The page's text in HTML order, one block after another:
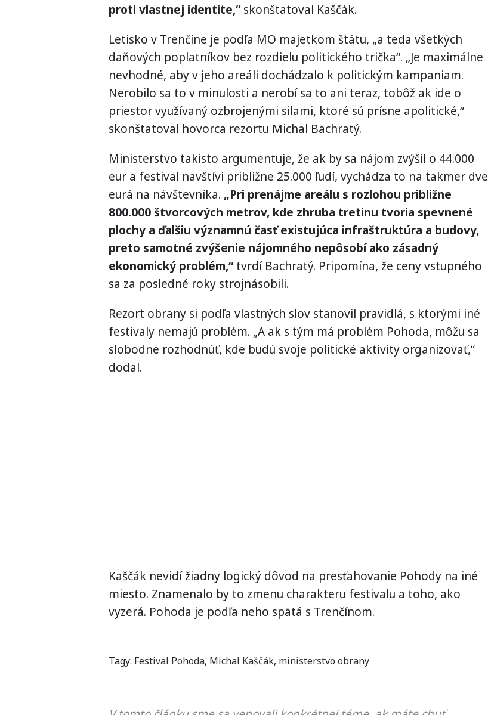
proti vlastnej identite,“skonštatoval Kaščák.
Letisko v Trenčíne je podľa MO majetkom štátu, „a teda všetkých
daňových poplatníkov bez rozdielu politického trička“. „Je maximálne
nevhodné, aby v jeho areáli dochádzalo k politickým kampaniam.
Nerobilo sa to v minulosti a nerobí sa to ani teraz, tobôž ak ide o
priestor využívaný ozbrojenými silami, ktoré sú prísne apolitické,“
skonštatoval hovorca rezortu Michal Bachratý.
Ministerstvo takisto argumentuje, že ak by sa nájom zvýšil o 44.000
eur a festival navštívi približne 25.000 ľudí, vychádza to na takmer dve
eurá na návštevníka. „Pri prenájme areálu s rozlohou približne
800.000 štvorcových metrov, kde zhruba tretinu tvoria spevnené
plochy a ďalšiu významnú časť existujúca infraštruktúra a budovy,
preto samotné zvýšenie nájomného nepôsobí ako zásadný
ekonomický problém,“tvrdí Bachratý. Pripomína, že ceny vstupného
sa za posledné roky strojnásobili.
Rezort obrany si podľa vlastných slov stanovil pravidlá, s ktorými iné
festivaly nemajú problém. „A ak s tým má problém Pohoda, môžu sa
slobodne rozhodnúť, kde budú svoje politické aktivity organizovať,“
dodal.
Kaščák nevidí žiadny logický dôvod na presťahovanie Pohody na iné
miesto. Znamenalo by to zmenu charakteru festivalu a toho, ako
vyzerá. Pohoda je podľa neho spätá s Trenčínom.
Tagy: Festival Pohoda, Michal Kaščák, ministerstvo obrany